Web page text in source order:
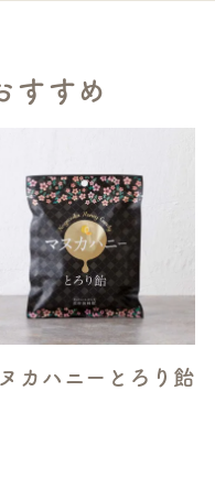
すすめ
カハニーとろり飴